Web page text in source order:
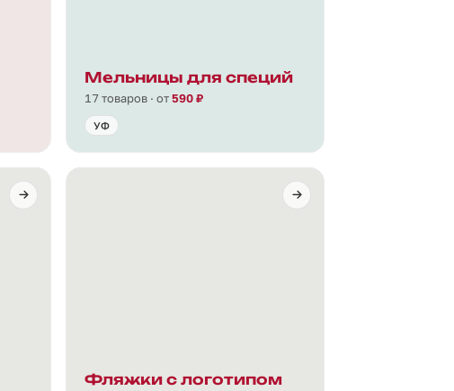
Мельницы для специй
17 товаров · от590 ₽
УФ
Фляжки с логотипом